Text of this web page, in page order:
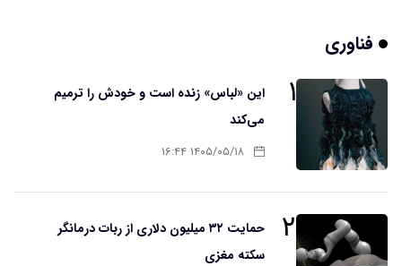
فناوری
۱
این «لباس» زنده است و خودش را ترمیم
می‌کند
۱۴۰۵/۰۵/۱۸ ۱۶:۴۴
۲
حمایت ۳۲ میلیون دلاری از ربات درمانگر
سکته مغزی